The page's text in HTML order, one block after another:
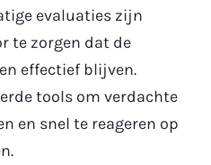
evaluaties zijn
te zorgen dat de
effectief blijven.
tools om verdachte
en snel te reageren op